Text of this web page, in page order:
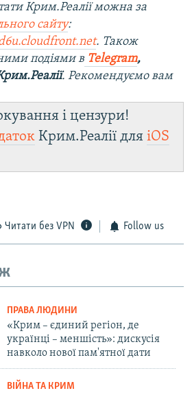
Крим.Реалії можна за
сайту:
. Також
подіями в Telegram,
. Рекомендуємо вам
і цензури!
Крим.Реалії для iOS
Читати без VPN Follow us
ПРАВА ЛЮДИНИ
«Крим – єдиний регіон, де
українці – меншість»: дискусія
навколо нової пам'ятної дати
ВІЙНА ТА КРИМ